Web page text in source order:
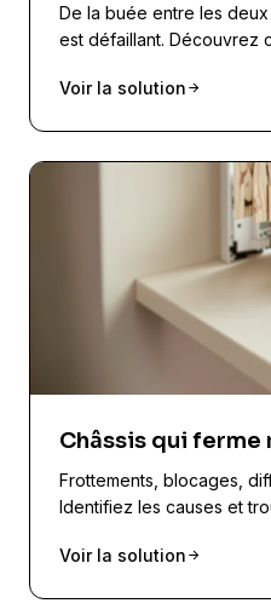
De la buée entre les
est défaillant. Découvrez
Voir la solution
Châssis qui ferme
Frottements, blocages,
Identifiez les causes et
Voir la solution